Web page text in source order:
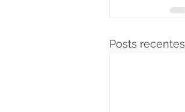
Posts recentes